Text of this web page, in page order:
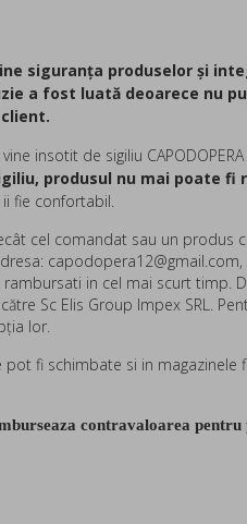
siguranța produselor și
a fost luată deoarece nu
insotit de sigiliu
produsul nu mai poate fi
fie confortabil.
cel comandat sau un
capodopera12@gmail.com,
in cel mai scurt
Sc Elis Group Impex SRL.
lor.
pot fi schimbate si in
contravaloarea pentru